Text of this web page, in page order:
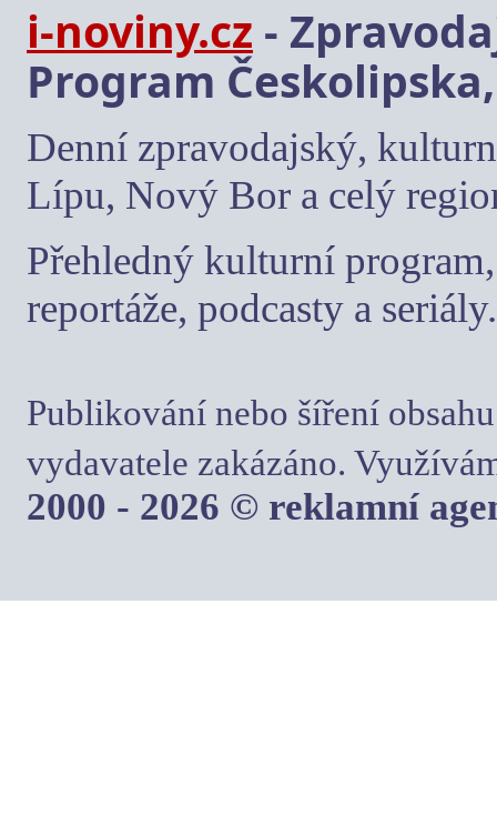
i-noviny.cz -
Program
Denní zpravodajský,
Lípu, Nový Bor a celý
Přehledný kulturní
reportáže, podcasty a seriály.
Publikování nebo šíření
vydavatele zakázáno.
2000 - 2026 © reklamní